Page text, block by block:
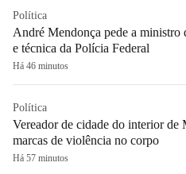
Política
André Mendonça pede a ministro
e técnica da Polícia Federal
Há 46 minutos
Política
Vereador de cidade do interior de
marcas de violência no corpo
Há 57 minutos